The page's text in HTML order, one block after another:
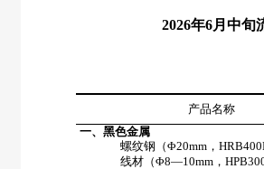
2026年6月中旬
产品名称
一、黑色金属
螺纹钢（Φ20mm ，
线材（Φ8—10mm ，